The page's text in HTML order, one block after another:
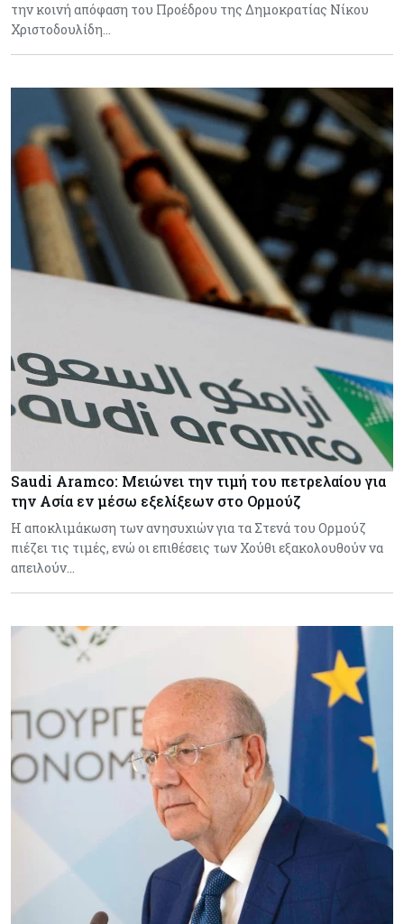
την κοινή απόφαση του Προέδρου της Δημοκρατίας Νίκου
Χριστοδουλίδη…
Saudi Aramco: Μειώνει την τιμή του πετρελαίου για
την Ασία εν μέσω εξελίξεων στο Ορμούζ
Η αποκλιμάκωση των ανησυχιών για τα Στενά του Ορμούζ
πιέζει τις τιμές, ενώ οι επιθέσεις των Χούθι εξακολουθούν να
απειλούν…